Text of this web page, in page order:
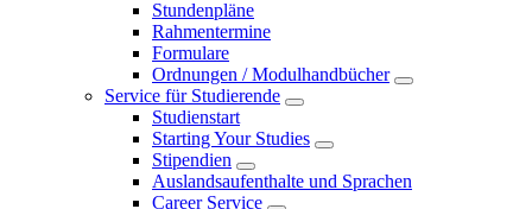
Stundenpläne
Rahmentermine
Formulare
Ordnungen / Modulhandbücher
Service für Studierende
Studienstart
Starting Your Studies
Stipendien
Auslandsaufenthalte und Sprachen
Career Service